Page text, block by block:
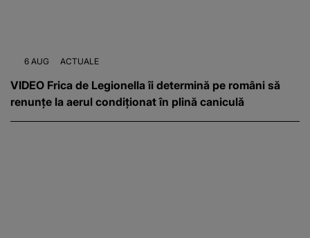
6 AUG ACTUALE
VIDEO Frica de Legionella îi determină pe români să
renunțe la aerul condiționat în plină caniculă